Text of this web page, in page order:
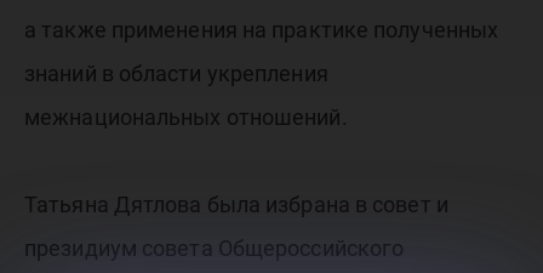
а также применения на практике полученных
знаний в области укрепления
межнациональных отношений.
Татьяна Дятлова была избрана в совет и
президиум совета Общероссийского